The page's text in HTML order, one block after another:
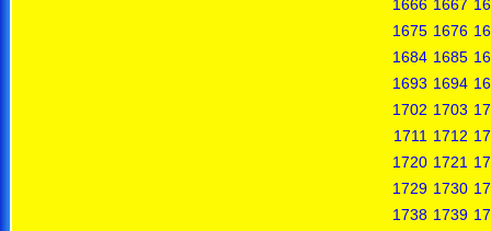
1666 1667
1675 1676
1684 1685
1693 1694
1702 1703
1711 1712
1720 1721
1729 1730
1738 1739